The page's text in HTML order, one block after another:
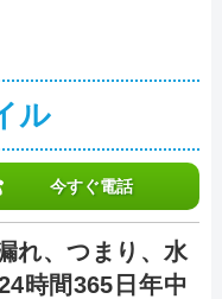
ル
今すぐ電話
れ、つまり、水
時間365日年中